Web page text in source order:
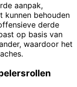
aanpak,
kunnen behouden
derde
op basis van
waardoor het